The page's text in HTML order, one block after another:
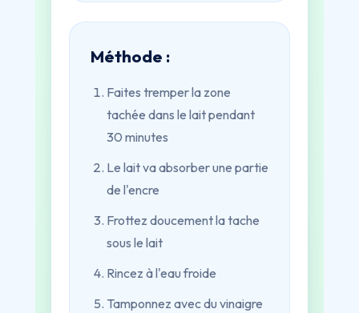
Méthode :
Faites tremper la zone
tachée dans le lait pendant
30 minutes
Le lait va absorber une partie
de l'encre
Frottez doucement la tache
sous le lait
Rincez à l'eau froide
Tamponnez avec du vinaigre